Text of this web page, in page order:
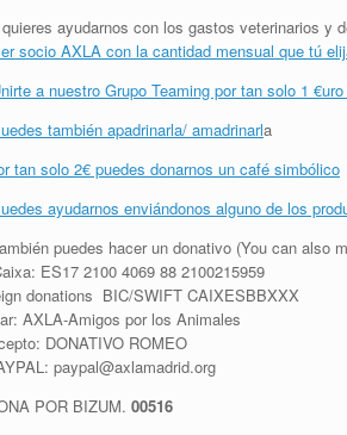
ayudarnos con los gastos veterinarios y
socio AXLA con la cantidad mensual que tú
a nuestro Grupo Teaming por tan solo 1
también apadrinarla/ amadrinarla
tan solo 2€ puedes donarnos un café simbólico
ayudarnos enviándonos alguno de los
puedes hacer un donativo (You can also
ES17 2100 4069 88 2100215959
donations BIC/SWIFT CAIXESBBXXX
AXLA-Amigos por los Animales
DONATIVO ROMEO
paypal@axlamadrid.org
POR BIZUM. 00516